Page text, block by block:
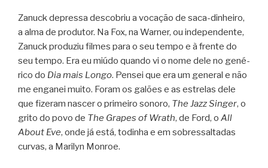
Zanuck depressa des­co­briu a voca­ção de saca-dinheiro,
a alma de pro­du­tor. Na Fox, na War­ner, ou inde­pen­dente,
Zanuck pro­du­ziu fil­mes para o seu tempo e à frente do
seu tempo. Era eu miúdo quando vi o nome dele no gené­
rico do Dia mais Longo. Pen­sei que era um gene­ral e não
me enga­nei muito. Foram os galões e as estre­las dele
que fize­ram nas­cer o pri­meiro sonoro, The Jazz Sin­ger, o
grito do povo de The Gra­pes of Wrath, de Ford, o All
About Eve, onde já está, todi­nha e em sobres­sal­ta­das
cur­vas, a Marilyn Monroe.